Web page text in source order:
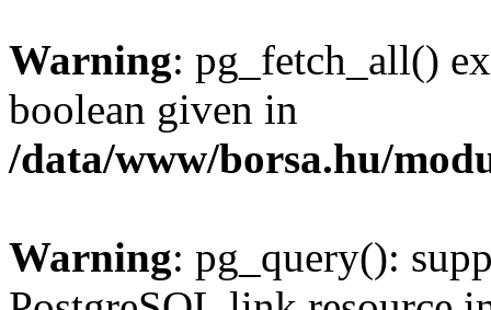
Warning: pg_fetch_all()
boolean given in
/data/www/borsa.hu/
Warning: pg_query():